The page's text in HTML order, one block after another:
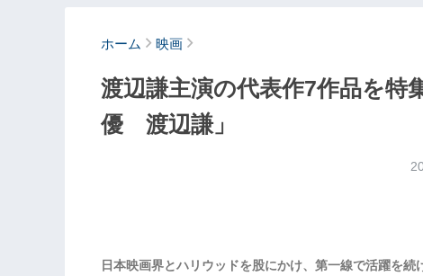
ホーム 映画
渡辺謙主演の代表作7作品を特
優 渡辺謙」
日本映画界とハリウッドを股にかけ、第一線で活躍を